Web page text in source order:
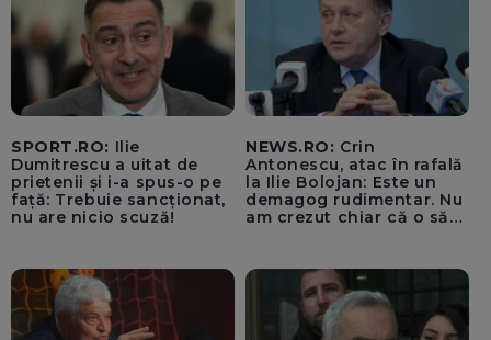
SPORT.RO: Ilie
Dumitrescu a uitat de
prietenii și i-a spus-o pe
față: Trebuie sancționat,
nu are nicio scuză!
NEWS.RO: Crin
Antonescu, atac în rafală
la Ilie Bolojan: Este un
demagog rudimentar. Nu
am crezut chiar că o să
Sighiartău, primarul de la
Reșița și Florin Roman